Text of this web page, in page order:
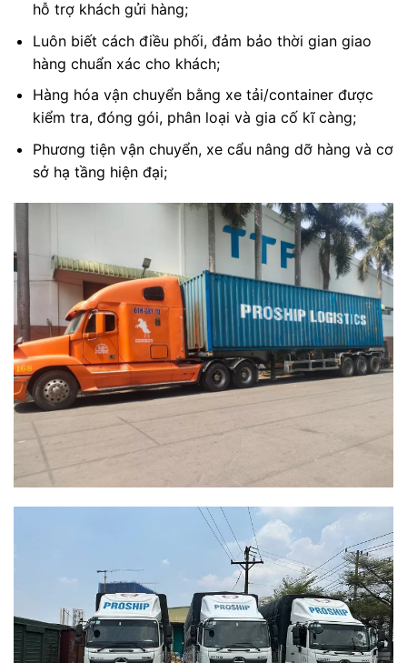
hỗ trợ khách gửi hàng;
Luôn biết cách điều phối, đảm bảo thời gian giao
hàng chuẩn xác cho khách;
Hàng hóa vận chuyển bằng xe tải/container được
kiểm tra, đóng gói, phân loại và gia cố kĩ càng;
Phương tiện vận chuyển, xe cẩu nâng dỡ hàng và cơ
sở hạ tầng hiện đại;